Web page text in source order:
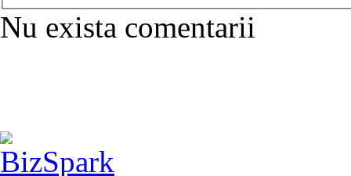
Nu exista comentarii